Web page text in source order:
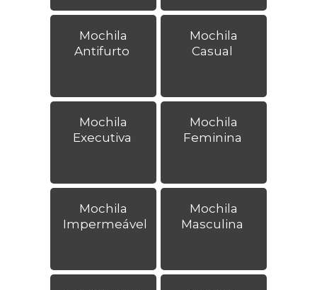
Mochila
Antifurto
Mochila
Casual
Mochila
Executiva
Mochila
Feminina
Mochila
Impermeável
Mochila
Masculina